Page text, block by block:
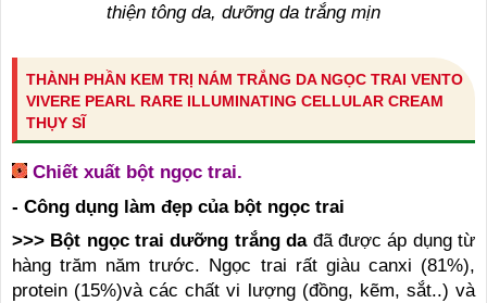
thiện tông da, dưỡng da trắng mịn
THÀNH PHẦN KEM TRỊ NÁM TRẮNG DA NGỌC TRAI VENTO
VIVERE PEARL RARE ILLUMINATING CELLULAR CREAM
THỤY SĨ
Chiết xuất bột ngọc trai.
- Công dụng làm đẹp của bột ngọc trai
>>> Bột ngọc trai dưỡng trắng dađã được áp dụng từ
hàng trăm năm trước. Ngọc trai rất giàu canxi (81%),
protein (15%)và các chất vi lượng (đồng, kẽm, sắt..) và